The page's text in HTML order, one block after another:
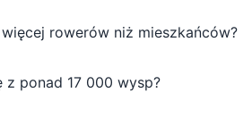
rowerów niż mieszkańców?
z ponad 17 000 wysp?